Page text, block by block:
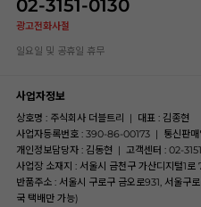
02-3151-0130
광고전화사절
일요일 및 공휴일 휴무
사업자정보
상호명 : 주식회사 더블트리 | 대표 : 김종현
사업자등록번호 : 390-86-00173 | 통신판
개인정보담당자 : 김동현 | 고객센터 : 02-
사업장 소재지 : 서울시 금천구 가산디지털1
반품주소 : 서울시 구로구 금오로931, 서울구
국 택배만 가능)